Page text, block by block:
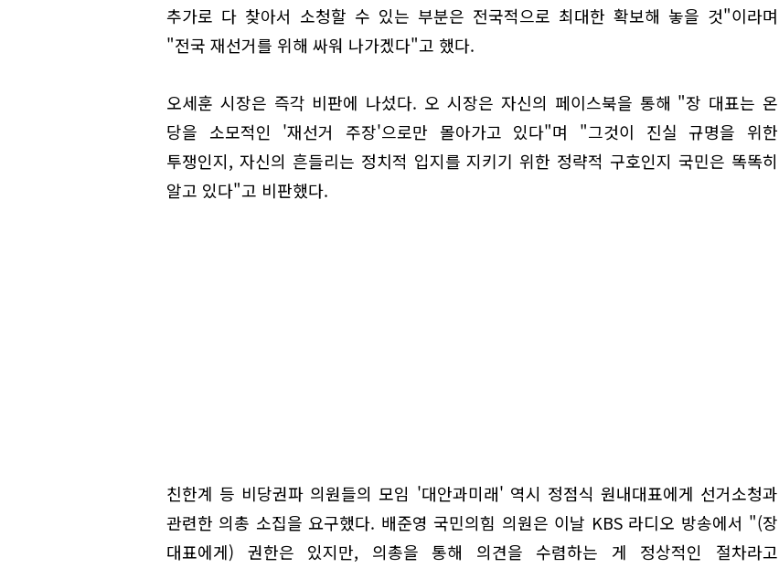
추가로 다 찾아서 소청할 수 있는 부분은 전국적으로 최대한 확보해 놓을 것"이라며
"전국 재선거를 위해 싸워 나가겠다"고 했다.
오세훈 시장은 즉각 비판에 나섰다. 오 시장은 자신의 페이스북을 통해 "장 대표는 온
당을 소모적인 '재선거 주장'으로만 몰아가고 있다"며 "그것이 진실 규명을 위한
투쟁인지, 자신의 흔들리는 정치적 입지를 지키기 위한 정략적 구호인지 국민은 똑똑히
알고 있다"고 비판했다.
친한계 등 비당권파 의원들의 모임 '대안과미래' 역시 정점식 원내대표에게 선거소청과
관련한 의총 소집을 요구했다. 배준영 국민의힘 의원은 이날 KBS 라디오 방송에서 "(장
대표에게) 권한은 있지만, 의총을 통해 의견을 수렴하는 게 정상적인 절차라고